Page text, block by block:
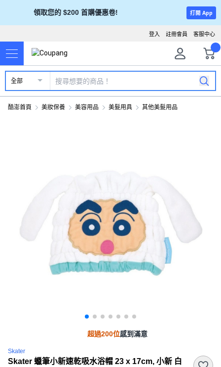
領取您的 $200 首購優惠卷! 打開 App
客服中心
註冊會員
登入
全部
酷澎首頁 美妝保養 美容用品 美髮用具 其他美髮用品
超過200位感到滿意
Skater
Skater 蠟筆小新速乾吸水浴帽 23 x 17cm, 小新 白